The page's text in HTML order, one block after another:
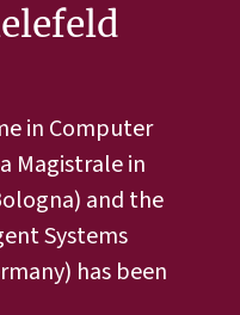
in Computer
Magistrale in
and the
Systems
has been